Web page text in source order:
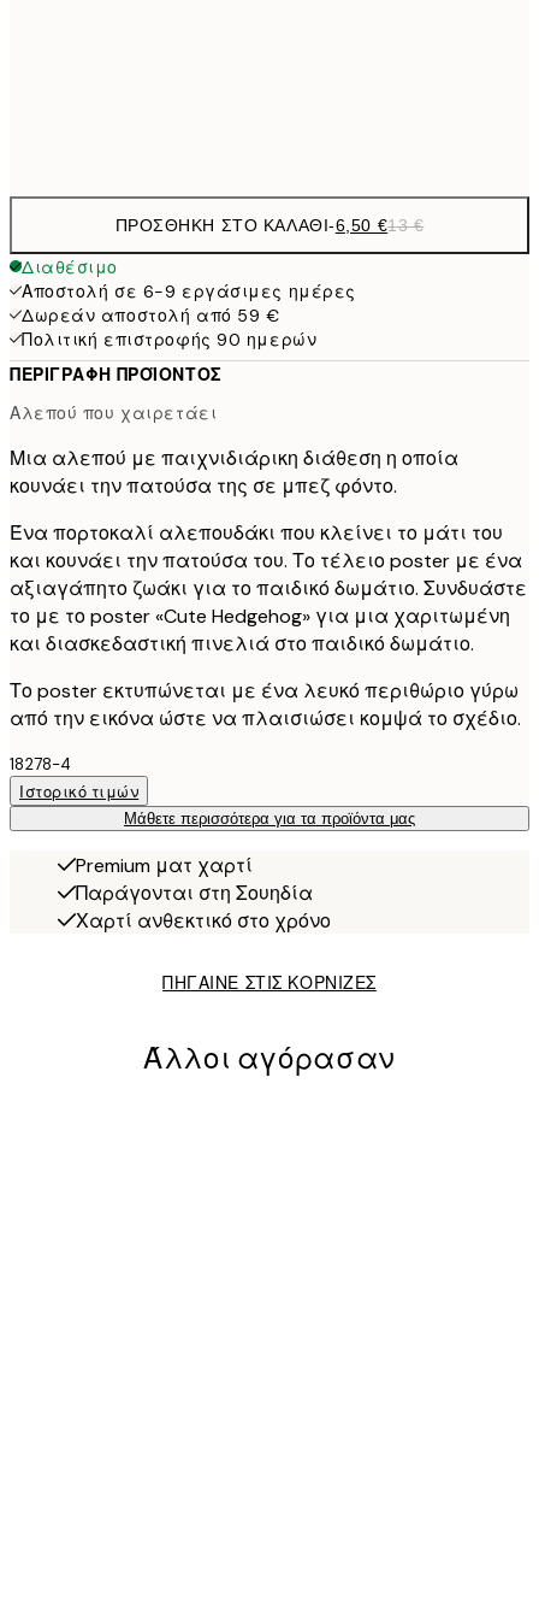
ΠΡΟΣΘΉΚΗ ΣΤΟ ΚΑΛΆΘΙ-6,50 €13 €
Διαθέσιμο
Αποστολή σε 6-9 εργάσιμες ημέρες
Δωρεάν αποστολή από 59 €
Πολιτική επιστροφής 90 ημερών
ΠΕΡΙΓΡΑΦΉ ΠΡΟΪΌΝΤΟΣ
Αλεπού που χαιρετάει
Μια αλεπού με παιχνιδιάρικη διάθεση η οποία
κουνάει την πατούσα της σε μπεζ φόντο.
Ένα πορτοκαλί αλεπουδάκι που κλείνει το μάτι του
και κουνάει την πατούσα του. Το τέλειο poster με ένα
αξιαγάπητο ζωάκι για το παιδικό δωμάτιο. Συνδυάστε
το με το poster «Cute Hedgehog» για μια χαριτωμένη
και διασκεδαστική πινελιά στο παιδικό δωμάτιο.
Το poster εκτυπώνεται με ένα λευκό περιθώριο γύρω
από την εικόνα ώστε να πλαισιώσει κομψά το σχέδιο.
18278-4
Ιστορικό τιμών
Μάθετε περισσότερα για τα προϊόντα μας
Premium ματ χαρτί
Παράγονται στη Σουηδία
Χαρτί ανθεκτικό στο χρόνο
ΠΗΓΑΙΝΕ ΣΤΙΣ ΚΟΡΝΙΖΕΣ
Άλλοι αγόρασαν